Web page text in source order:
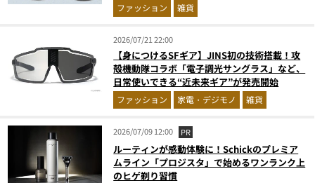
ファッション 雑貨
2026/07/21 22:00
【身につけるSFギア】JINS初の技術搭載！攻
殻機動隊コラボ「電子調光サングラス」など、
日常使いできる“近未来ギア”が発売開始
ファッション 家電・デジモノ 雑貨
2026/07/09 12:00 PR
ルーティンが感動体験に！Schickのプレミア
ムライン「プロジスタ」で始めるワンランク上
のヒゲ剃り習慣